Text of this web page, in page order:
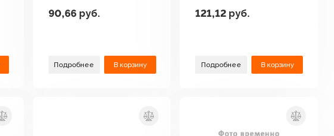
90,66руб.
Подробнее В корзину
121,12 руб.
Подробнее В корзину